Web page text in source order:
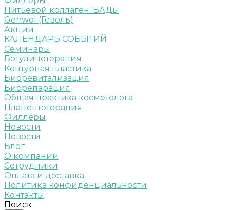
Питьевой коллаген. БАДы
Gehwol (Геволь)
Акции
КАЛЕНДАРЬ СОБЫТИЙ
Семинары
Ботулинотерапия
Контурная пластика
Биоревитализация
Биорепарация
Общая практика косметолога
Плацентотерапия
Филлеры
Новости
Новости
Блог
О компании
Сотрудники
Оплата и доставка
Политика конфиденциальности
Контакты
Поиск